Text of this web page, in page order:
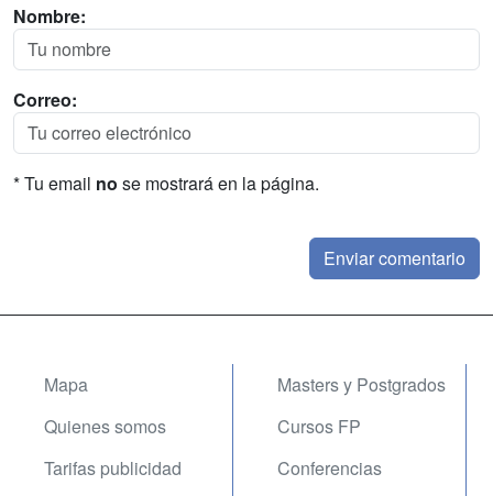
Nombre:
Correo:
* Tu email no se mostrará en la página.
Mapa
Quienes somos
Tarifas publicidad
Masters y Postgrados
Cursos FP
Conferencias